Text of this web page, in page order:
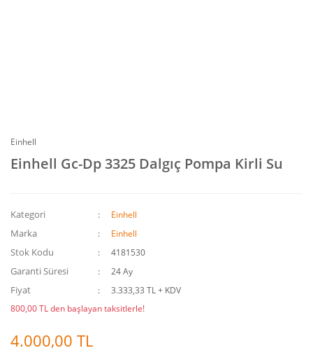
Einhell
Einhell Gc-Dp 3325 Dalgıç Pompa Kirli Su
Kategori Einhell
Marka Einhell
Stok Kodu 4181530
Garanti Süresi 24 Ay
Fiyat
3.333,33 TL + KDV
800,00 TL den başlayan taksitlerle!
4.000,00 TL